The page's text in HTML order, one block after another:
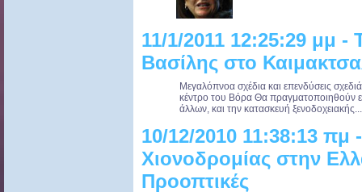
11/1/2011 12:25:29 μμ -
Βασίλης στο
Μεγαλόπνοα σχέδια και επενδύσεις
κέντρο του Βόρα Θα πραγματοποιηθούν
άλλων, και την κατασκευή ξενοδοχειακής...
10/12/2010 11:38:13 πμ
Χιονοδρομίας στην
Προοπτικές